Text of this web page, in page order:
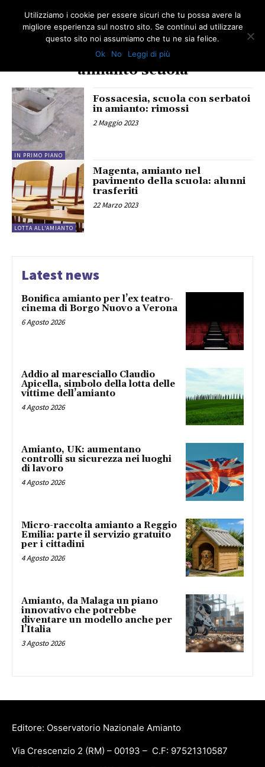
amianto scuola
IN PRIMO PIANO
Fossacesia, scuola con serbatoi
in amianto: rimossi
2 Maggio 2023
LOTTA ALL'AMIANTO
Magenta, amianto nel
pavimento della scuola: alunni
trasferiti
22 Marzo 2023
Latest news
Bonifica amianto per l’ex teatro-
cinema di Borgo Nuovo a Verona
6 Agosto 2026
Addio al maresciallo Claudio
Apicella, simbolo della lotta delle
vittime dell’amianto
4 Agosto 2026
Amianto, UK: aumentano
controlli su sicurezza nei luoghi
di lavoro
4 Agosto 2026
Micro-raccolta amianto a Reggio
Emilia: parte il servizio gratuito
per i cittadini
4 Agosto 2026
Amianto, da Malaga un piano
innovativo che potrebbe
diventare un modello anche per
l’Italia
3 Agosto 2026
Editore: Osservatorio Nazionale Amianto
Via Crescenzio 2 (RM) – 00193 – C.F: 97521310587
Utilizziamo i cookie per essere sicuri che tu possa avere la
migliore esperienza sul nostro sito. Se continui ad utilizzare
questo sito noi assumiamo che tu ne sia felice.
Ok
No Leggi di più